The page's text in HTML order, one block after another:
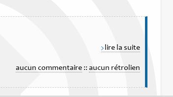
lire la suite
aucun commentaire :: aucun rétrolien